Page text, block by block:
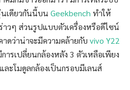
เดียวกันนี้บน Geekbench ทำให้
วๆ ส่วนรูปแบบตัวเครื่องหรือดีไซน์
ดว่าน่าจะมีความคล้ายกับ vivo Y22
รเปลี่ยนกล้องหลัง 3 ตัวเหลือเพียง
ะโมดูลกล้องเป็นกรอบมีเลนส์